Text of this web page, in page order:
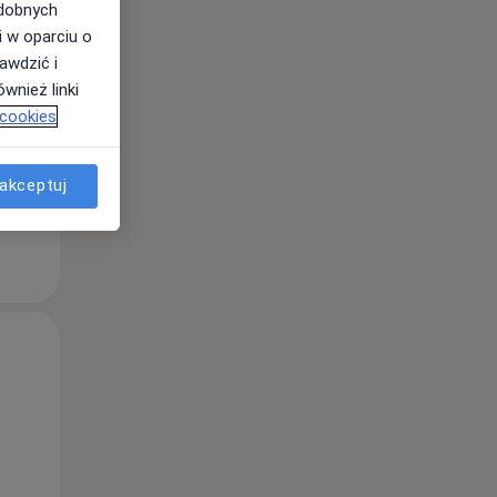
Śr,
12 Sie
w oparciu o
i
linki